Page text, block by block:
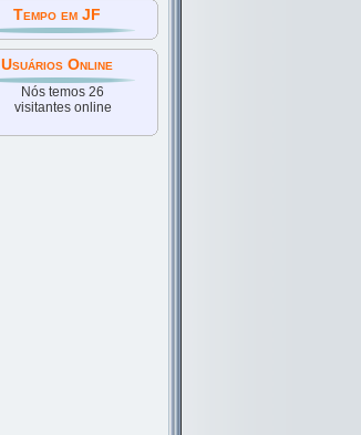
Tempo em JF
Usuários Online
Nós temos 26
visitantes online